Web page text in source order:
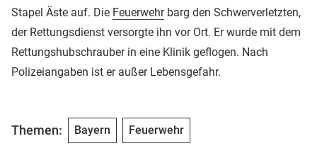
Stapel Äste auf. Die Feuerwehrbarg den Schwerverletzten,
der Rettungsdienst versorgte ihn vor Ort. Er wurde mit dem
Rettungshubschrauber in eine Klinik geflogen. Nach
Polizeiangaben ist er außer Lebensgefahr.
Themen: Bayern Feuerwehr